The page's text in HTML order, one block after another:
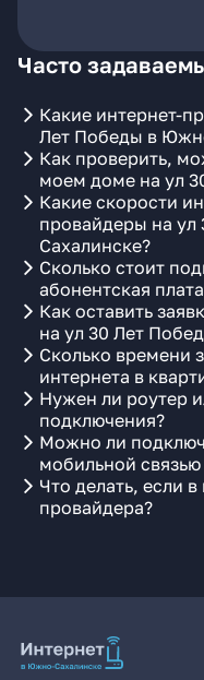
Часто
Какие интернет-
Лет Победы в
Как проверить,
моем доме на ул
Какие скорости
провайдеры на
Сахалинске?
Сколько стоит
абонентская
Как оставить
на ул 30 Лет
Сколько времени
интернета в
Нужен ли роутер
подключения?
Можно ли
мобильной
Что делать, если
провайдера?